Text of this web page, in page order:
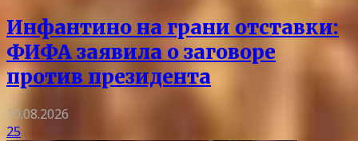
Инфантино на грани отставки:
ФИФА заявила о заговоре
против президента
10.08.2026
25